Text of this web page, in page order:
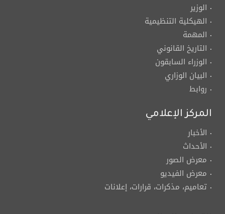
الوزير
الهيكلية التنظيمية
المهمة
التاريخ القانوني
الوزراء السابقون
البيان الوزاري
روابط
المركز الإعلامي
الأخبار
الأحداث
معرض الصور
معرض الفيديو
تعاميم، مذكرات، قرارات، إعلانات